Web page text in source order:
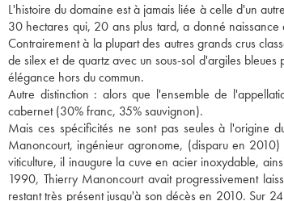
L'histoire du domaine est à jamais liée à celle d'un
30 hectares qui, 20 ans plus tard, a donné naissance
Contrairement à la plupart des autres grands crus
de silex et de quartz avec un sous-sol d'argiles
élégance hors du commun.
Autre distinction : alors que l'ensemble de
cabernet (30% franc, 35% sauvignon).
Mais ces spécificités ne sont pas seules à l'origine
Manoncourt, ingénieur agronome, (disparu en
viticulture, il inaugure la cuve en acier inoxydable,
1990, Thierry Manoncourt avait progressivement
restant très présent jusqu'à son décès en 2010. Sur